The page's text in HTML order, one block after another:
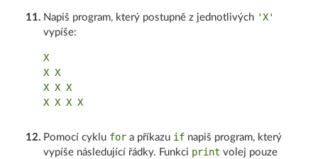
11. Napiš program, který postupně z jednotlivých 'X'
vypíše:
X
X X
X X X
12. Pomocí cyklu for a příkazu if napiš program, který
vypíše následující řádky. Funkci print volej pouze